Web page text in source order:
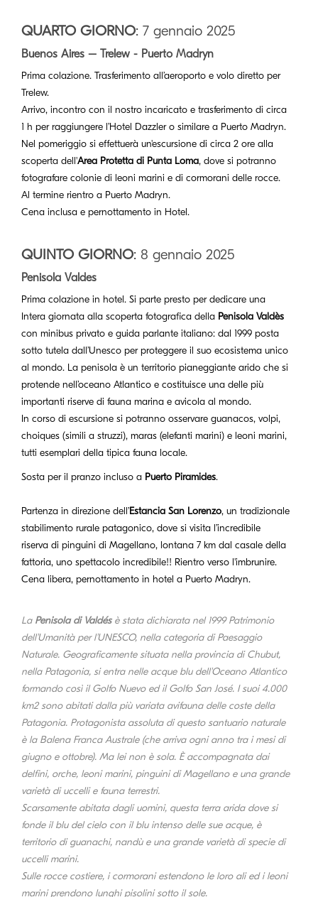
QUARTO GIORNO: 7 gennaio 2025
Buenos Aires – Trelew - Puerto Madryn
Prima colazione. Trasferimento all’aeroporto e volo diretto per
Trelew.
Arrivo, incontro con il nostro incaricato e trasferimento di circa
1 h per raggiungere l’Hotel Dazzler o similare a Puerto Madryn.
Nel pomeriggio si effettuerà un'escursione di circa 2 ore alla
scoperta dell'Area Protetta di Punta Loma, dove si potranno
fotografare colonie di leoni marini e di cormorani delle rocce.
Al termine rientro a Puerto Madryn.
Cena inclusa e pernottamento in Hotel.
QUINTO GIORNO: 8 gennaio 2025
Penisola Valdes
Prima colazione in hotel. Si parte presto per dedicare una
Intera giornata alla scoperta fotografica della Penisola Valdès
con minibus privato e guida parlante italiano: dal 1999 posta
sotto tutela dall’Unesco per proteggere il suo ecosistema unico
al mondo. La penisola è un territorio pianeggiante arido che si
protende nell’oceano Atlantico e costituisce una delle più
importanti riserve di fauna marina e avicola al mondo.
In corso di escursione si potranno osservare guanacos, volpi,
choiques (simili a struzzi), maras (elefanti marini) e leoni marini,
tutti esemplari della tipica fauna locale.
Sosta per il pranzo incluso a Puerto Piramides.
Partenza in direzione dell’Estancia San Lorenzo, un tradizionale
stabilimento rurale patagonico, dove si visita l’incredibile
riserva di pinguini di Magellano, lontana 7 km dal casale della
fattoria, uno spettacolo incredibile!! Rientro verso l'imbrunire.
Cena libera, pernottamento in hotel a Puerto Madryn.
La Penisola di Valdésè stata dichiarata nel 1999 Patrimonio
dell'Umanità per l'UNESCO, nella categoria di Paesaggio
Naturale. Geograficamente situata nella provincia di Chubut,
nella Patagonia, si entra nelle acque blu dell'Oceano Atlantico
formando così il Golfo Nuevo ed il Golfo San José. I suoi 4.000
km2 sono abitati dalla più variata avifauna delle coste della
Patagonia. Protagonista assoluta di questo santuario naturale
è la Balena Franca Australe (che arriva ogni anno tra i mesi di
giugno e ottobre). Ma lei non è sola. È accompagnata dai
delfini, orche, leoni marini, pinguini di Magellano e una grande
varietà di uccelli e fauna terrestri.
Scarsamente abitata dagli uomini, questa terra arida dove si
fonde il blu del cielo con il blu intenso delle sue acque, è
territorio di guanachi, nandù e una grande varietà di specie di
uccelli marini.
Sulle rocce costiere, i cormorani estendono le loro ali ed i leoni
marini prendono lunghi pisolini sotto il sole.